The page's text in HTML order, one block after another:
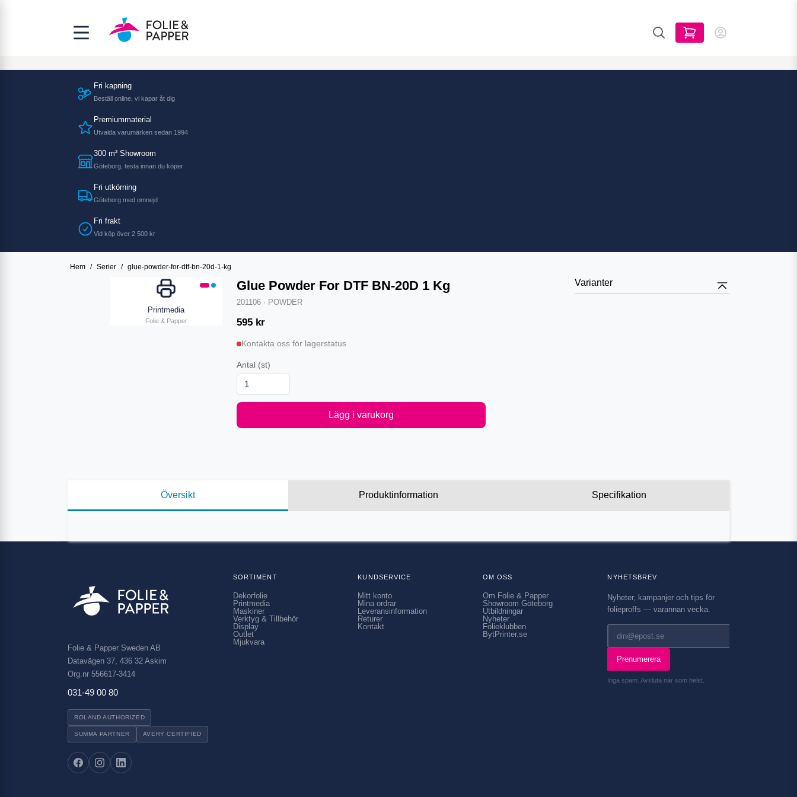
Fri kapning
Beställ online, vi kapar åt dig
Premiummaterial
Utvalda varumärken sedan 1994
300 m² Showroom
Göteborg, testa innan du köper
Fri utkörning
Göteborg med omnejd
Fri frakt
Vid köp över 2 500 kr
Hem / Serier / glue-powder-for-dtf-bn-20d-1-kg
Printmedia
Folie & Papper
Glue Powder For DTF BN-20D 1 Kg
201106 · POWDER
595 kr
Kontakta oss för lagerstatus
Antal (st)
Lägg i varukorg
Varianter
Översikt Produktinformation Specifikation
Folie & Papper Sweden AB
Datavägen 37, 436 32 Askim
Org.nr 556617-3414
031-49 00 80
ROLAND AUTHORIZED
SUMMA PARTNER AVERY CERTIFIED
SORTIMENT
Dekorfolie
Printmedia
Maskiner
Verktyg & Tillbehör
Display
Outlet
Mjukvara
KUNDSERVICE
Mitt konto
Mina ordrar
Leveransinformation
Returer
Kontakt
OM OSS
Om Folie & Papper
Showroom Göteborg
Utbildningar
Nyheter
Folieklubben
BytPrinter.se
NYHETSBREV
Nyheter, kampanjer och tips för
folieproffs — varannan vecka.
Prenumerera
Inga spam. Avsluta när som helst.